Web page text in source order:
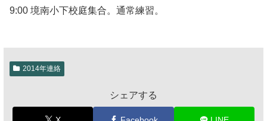
9:00 境南小下校庭集合。通常練習。
2014年連絡
シェアする